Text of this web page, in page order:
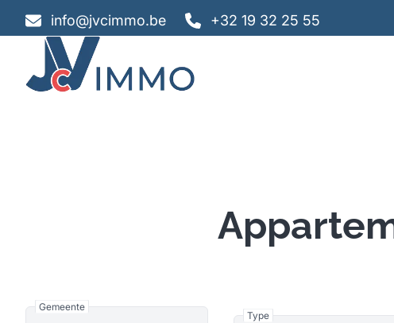
info@jvcimmo.be +32 19 32 25 55
Gemeente
Type